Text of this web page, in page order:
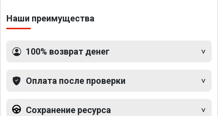
Наши преимущества
100% возврат денег
Оплата после проверки
Сохранение ресурса